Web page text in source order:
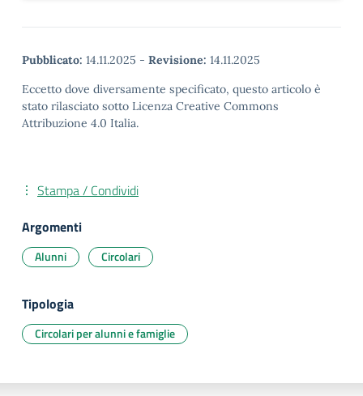
Pubblicato: 14.11.2025 - Revisione: 14.11.2025
Eccetto dove diversamente specificato, questo articolo è
stato rilasciato sotto Licenza Creative Commons
Attribuzione 4.0 Italia.
Stampa / Condividi
Argomenti
Alunni Circolari
Tipologia
Circolari per alunni e famiglie